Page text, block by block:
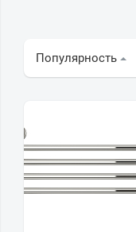
Популярность